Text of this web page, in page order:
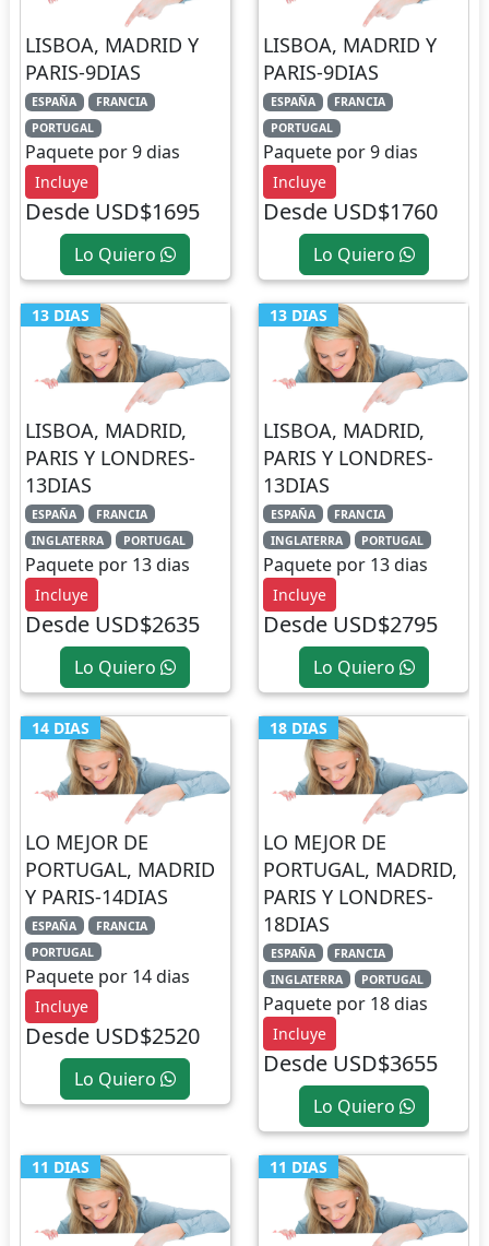
LISBOA, MADRID Y
PARIS-9DIAS
ESPAÑA
FRANCIA
PORTUGAL
Paquete por 9 dias
Incluye
Desde USD$1695
Lo Quiero
LISBOA, MADRID Y
PARIS-9DIAS
ESPAÑA
FRANCIA
PORTUGAL
Paquete por 9 dias
Incluye
Desde USD$1760
Lo Quiero
13 DIAS
LISBOA, MADRID,
PARIS Y LONDRES-
13DIAS
ESPAÑA
FRANCIA
INGLATERRA
PORTUGAL
Paquete por 13 dias
Incluye
Desde USD$2635
Lo Quiero
13 DIAS
LISBOA, MADRID,
PARIS Y LONDRES-
13DIAS
ESPAÑA
FRANCIA
INGLATERRA
PORTUGAL
Paquete por 13 dias
Incluye
Desde USD$2795
Lo Quiero
14 DIAS
LO MEJOR DE
PORTUGAL, MADRID
Y PARIS-14DIAS
ESPAÑA
FRANCIA
PORTUGAL
Paquete por 14 dias
Incluye
Desde USD$2520
Lo Quiero
18 DIAS
LO MEJOR DE
PORTUGAL, MADRID,
PARIS Y LONDRES-
18DIAS
ESPAÑA
FRANCIA
INGLATERRA
PORTUGAL
Paquete por 18 dias
Incluye
Desde USD$3655
Lo Quiero
11 DIAS 11 DIAS